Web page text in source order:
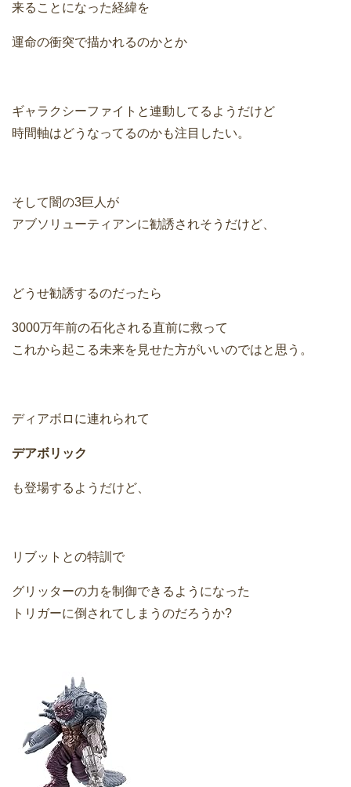
来ることになった経緯を
運命の衝突で描かれるのかとか
ギャラクシーファイトと連動してるようだけど
時間軸はどうなってるのかも注目したい。
そして闇の3巨人が
アブソリューティアンに勧誘されそうだけど、
どうせ勧誘するのだったら
3000万年前の石化される直前に救って
これから起こる未来を見せた方がいいのではと思う。
ディアボロに連れられて
デアボリック
も登場するようだけど、
リブットとの特訓で
グリッターの力を制御できるようになった
トリガーに倒されてしまうのだろうか?